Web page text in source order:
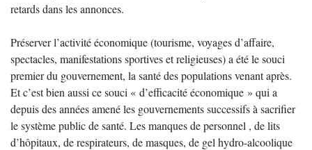
retards dans les annonces.
Préserver l’activité économique (tourisme, voyages d’affaire,
spectacles, manifestations sportives et religieuses) a été le souci
premier du gouvernement, la santé des populations venant après.
Et c’est bien aussi ce souci « d’efficacité économique » qui a
depuis des années amené les gouvernements successifs à sacrifier
le système public de santé. Les manques de personnel , de lits
d’hôpitaux, de respirateurs, de masques, de gel hydro-alcoolique